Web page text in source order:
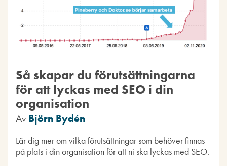
Så skapar du förutsättningarna
för att lyckas med SEO i din
organisation
Av Björn Bydén
Lär dig mer om vilka förutsättningar som behöver finnas
på plats i din organisation för att ni ska lyckas med SEO.